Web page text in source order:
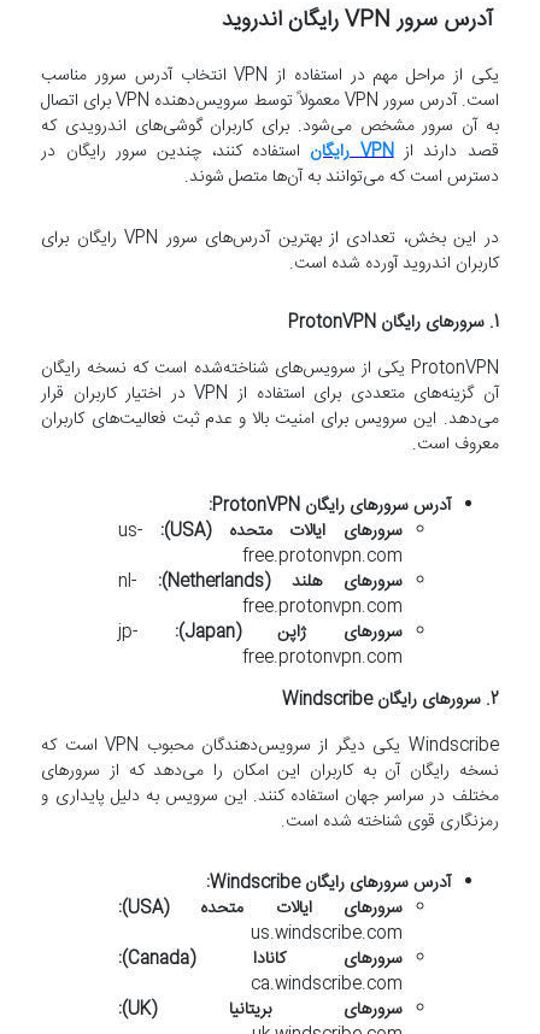
آدرس سرور VPN رایگان اندروید
یکی از مراحل مهم در استفاده از VPN انتخاب آدرس سرور مناسب
است. آدرس سرور VPN معمولاً توسط سرویس‌دهنده VPN برای اتصال
به آن سرور مشخص می‌شود. برای کاربران گوشی‌های اندرویدی که
قصد دارند ازVPN رایگان
استفاده کنند، چندین سرور رایگان در
دسترس است که می‌توانند به آن‌ها متصل شوند.
در این بخش، تعدادی از بهترین آدرس‌های سرور VPN رایگان برای
کاربران اندروید آورده شده است.
1. سرورهای رایگان ProtonVPN
ProtonVPN یکی از سرویس‌های شناخته‌شده است که نسخه رایگان
آن گزینه‌های متعددی برای استفاده از VPN در اختیار کاربران قرار
می‌دهد. این سرویس برای امنیت بالا و عدم ثبت فعالیت‌های کاربران
معروف است.
آدرس سرورهای رایگان ProtonVPN:
سرورهای ایالات متحده (USA):
us-
free.protonvpn.com
سرورهای هلند (Netherlands):
nl-
free.protonvpn.com
سرورهای ژاپن (Japan):
jp-
free.protonvpn.com
2. سرورهای رایگان Windscribe
Windscribe یکی دیگر از سرویس‌دهندگان محبوب VPN است که
نسخه رایگان آن به کاربران این امکان را می‌دهد که از سرورهای
مختلف در سراسر جهان استفاده کنند. این سرویس به دلیل پایداری و
رمزنگاری قوی شناخته شده است.
آدرس سرورهای رایگان Windscribe:
سرورهای ایالات متحده (USA):
us.windscribe.com
سرورهای کانادا (Canada):
ca.windscribe.com
سرورهای بریتانیا (UK):